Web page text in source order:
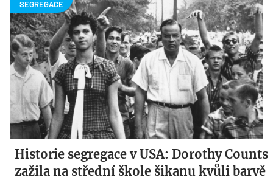
Historie segregace v USA: Dorothy Counts
zažila na střední škole šikanu kvůli barvě